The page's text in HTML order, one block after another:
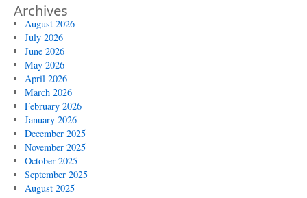
Archives
August 2026
July 2026
June 2026
May 2026
April 2026
March 2026
February 2026
January 2026
December 2025
November 2025
October 2025
September 2025
August 2025